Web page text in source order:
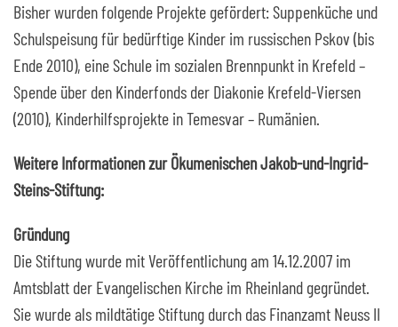
Bisher wurden folgende Projekte gefördert: Suppenküche und
Schulspeisung für bedürftige Kinder im russischen Pskov (bis
Ende 2010), eine Schule im sozialen Brennpunkt in Krefeld –
Spende über den Kinderfonds der Diakonie Krefeld-Viersen
(2010), Kinderhilfsprojekte in Temesvar – Rumänien.
Weitere Informationen zur Ökumenischen Jakob-und-Ingrid-
Steins-Stiftung:
Gründung
Die Stiftung wurde mit Veröffentlichung am 14.12.2007 im
Amtsblatt der Evangelischen Kirche im Rheinland gegründet.
Sie wurde als mildtätige Stiftung durch das Finanzamt Neuss II